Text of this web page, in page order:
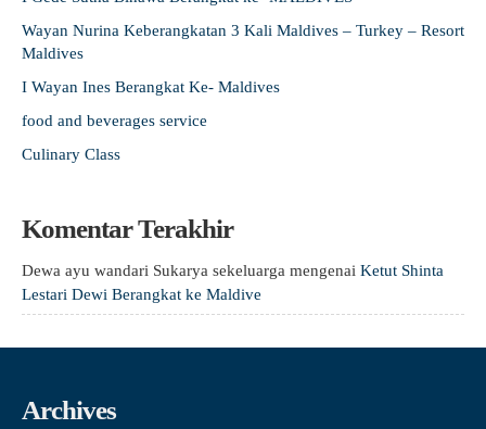
Wayan Nurina Keberangkatan 3 Kali Maldives – Turkey – Resort
Maldives
I Wayan Ines Berangkat Ke- Maldives
food and beverages service
Culinary Class
Komentar Terakhir
Dewa ayu wandari Sukarya sekeluarga mengenai Ketut Shinta
Lestari Dewi Berangkat ke Maldive
Archives